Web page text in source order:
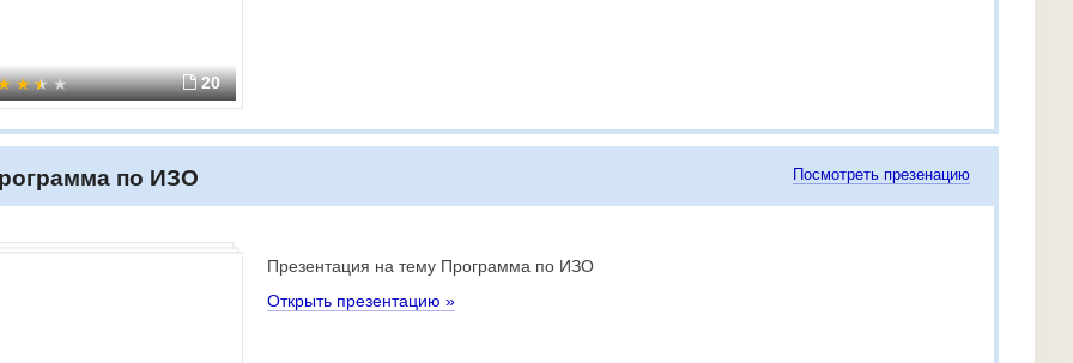
20
по ИЗО Посмотреть презенацию
Презентация на тему Программа по ИЗО
Открыть презентацию »